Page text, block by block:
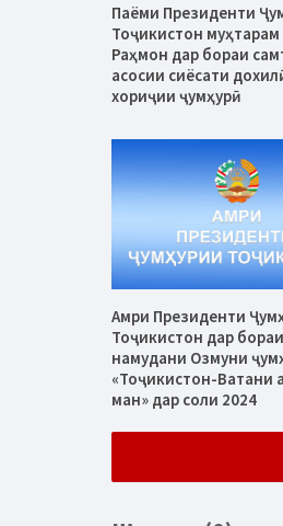
Паёми Президенти
Тоҷикистон
Раҳмон дар бораи
асосии сиёсати
хориҷии ҷумҳурӣ
Амри Президенти
Тоҷикистон дар
намудани Озмуни
«Тоҷикистон-Ватани
ман» дар соли 2024